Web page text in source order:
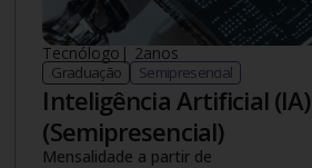
Tecnólogo | 2anos
Graduação Semipresencial
Inteligência Artificial (IA)
(Semipresencial)
Mensalidade a partir de